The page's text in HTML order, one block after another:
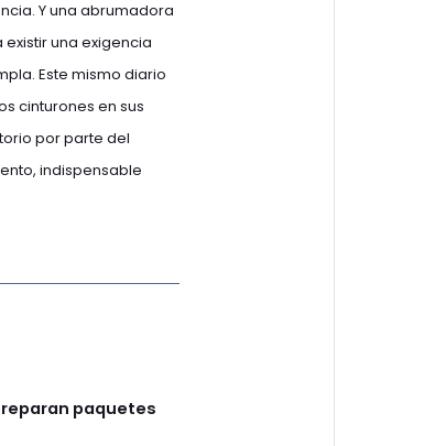
Y una abrumadora
una exigencia
Este mismo diario
cinturones en sus
por parte del
indispensable
paquetes